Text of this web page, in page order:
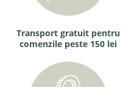
Transport gratuit pentru
comenzile peste 150 lei